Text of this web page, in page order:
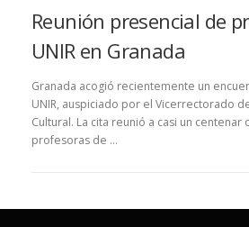
Reunión presencial de
UNIR en Granada
Granada acogió recientemente un
UNIR, auspiciado por el Vicerrectorado
Cultural. La cita reunió a casi un
profesoras de …